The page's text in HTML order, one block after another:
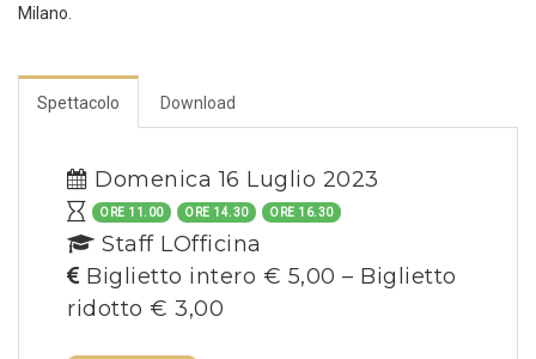
Milano.
Spettacolo Download
Domenica 16 Luglio 2023
ORE 11.00 ORE 14.30 ORE 16.30
Staff LOfficina
Biglietto intero € 5,00 – Biglietto
ridotto € 3,00